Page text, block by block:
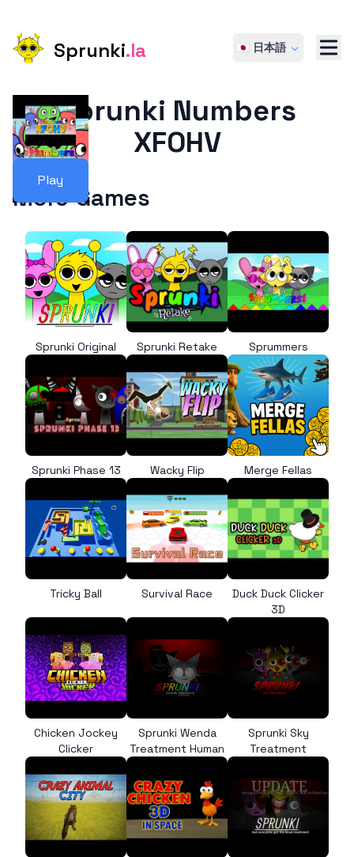
Sprunki.la 🇯🇵 日本語
Play
Sprunki Numbers
XFOHV
More Games
Sprunki Original Sprunki Retake Sprummers
Sprunki Phase 13 Wacky Flip Merge Fellas
Tricky Ball Survival Race
Duck Duck Clicker
3D
Chicken Jockey
Clicker
Sprunki Wenda
Treatment Human
Sprunki Sky
Treatment